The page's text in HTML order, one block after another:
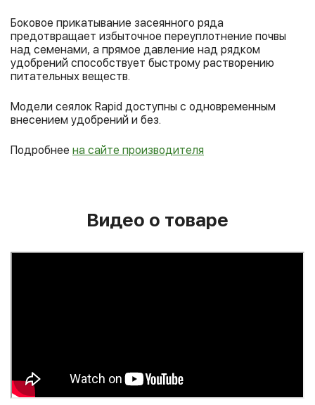
Боковое прикатывание засеянного ряда
предотвращает избыточное переуплотнение почвы
над семенами, а прямое давление над рядком
удобрений способствует быстрому растворению
питательных веществ.
Модели сеялок Rapid доступны с одновременным
внесением удобрений и без.
Подробнее на сайте производителя
Видео о товаре